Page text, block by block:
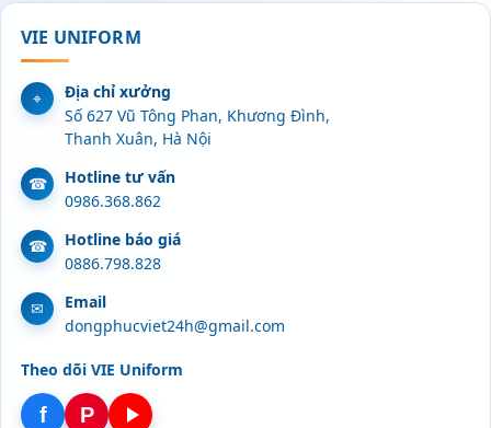
VIE UNIFORM
Địa chỉ xưởng
Số 627 Vũ Tông Phan, Khương Đình,
Thanh Xuân, Hà Nội
Hotline tư vấn
0986.368.862
Hotline báo giá
0886.798.828
Email
dongphucviet24h@gmail.com
Theo dõi VIE Uniform
f P